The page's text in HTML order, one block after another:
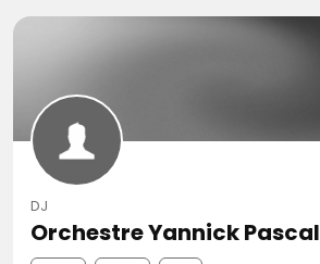
DJ
Orchestre Yannick Pascal